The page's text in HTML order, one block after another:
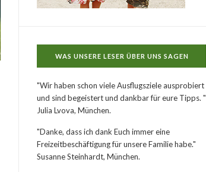
WAS UNSERE LESER ÜBER UNS SAGEN
"Wir haben schon viele Ausflugsziele ausprobiert
und sind begeistert und dankbar für eure Tipps. "
Julia Lvova, München.
"Danke, dass ich dank Euch immer eine
Freizeitbeschäftigung für unsere Familie habe."
Susanne Steinhardt, München.